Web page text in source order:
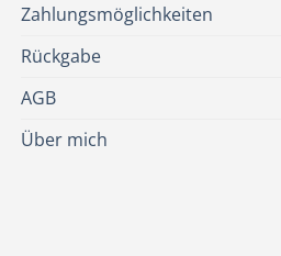
Zahlungsmöglichkeiten
Rückgabe
AGB
Über mich